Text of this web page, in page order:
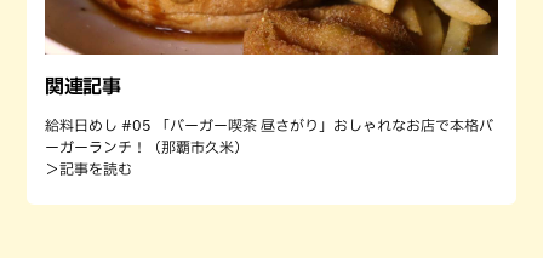
関連記事
給料日めし #05 「バーガー喫茶 昼さがり」おしゃれなお店で本格バ
ーガーランチ！（那覇市久米）
＞記事を読む